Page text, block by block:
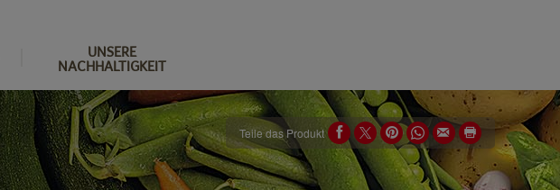
UNSERE
NACHHALTIGKEIT
Teile das Produkt